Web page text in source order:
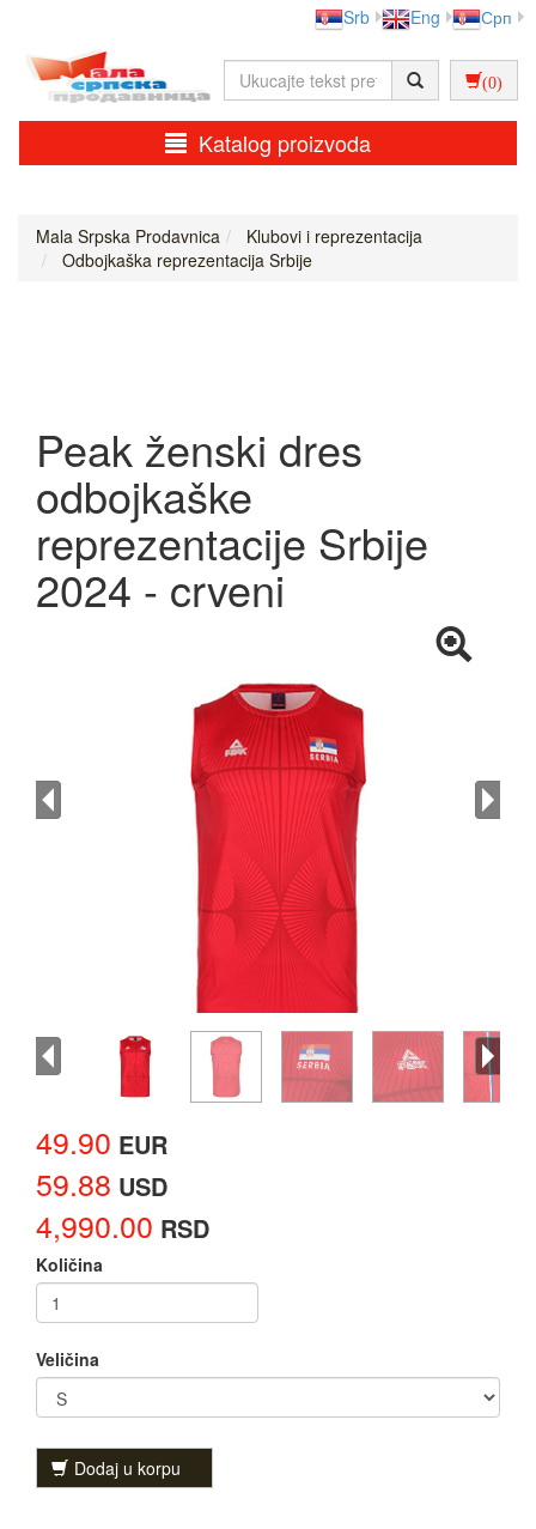
Srb Eng Срп
(0)
Katalog proizvoda
Mala Srpska Prodavnica
Klubovi i reprezentacija
Odbojkaška reprezentacija Srbije
Peak ženski dres
odbojkaške
reprezentacije Srbije
2024 - crveni
49.90 EUR
59.88 USD
4,990.00 RSD
Količina
Veličina
Dodaj u korpu